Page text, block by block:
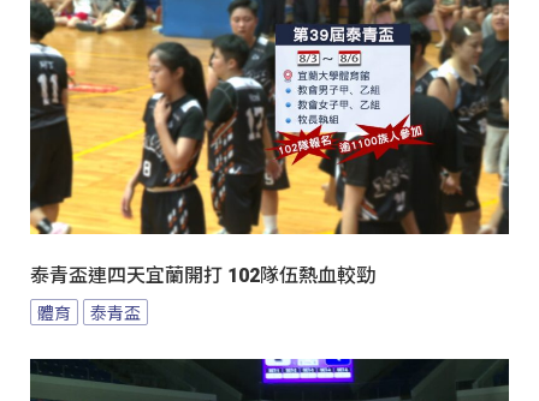
泰青盃連四天宜蘭開打 102隊伍熱血較勁
體育 泰青盃